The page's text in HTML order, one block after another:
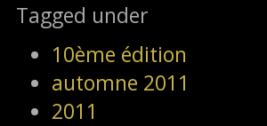
Tagged under
10ème édition
automne 2011
2011